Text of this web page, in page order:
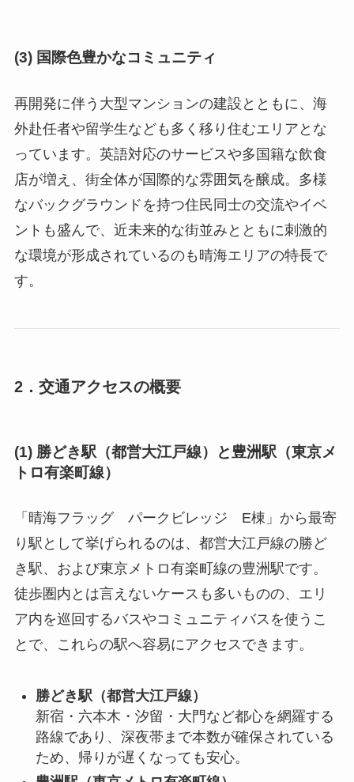
(3) 国際色豊かなコミュニティ
再開発に伴う大型マンションの建設とともに、海
外赴任者や留学生なども多く移り住むエリアとな
っています。英語対応のサービスや多国籍な飲食
店が増え、街全体が国際的な雰囲気を醸成。多様
なバックグラウンドを持つ住民同士の交流やイベ
ントも盛んで、近未来的な街並みとともに刺激的
な環境が形成されているのも晴海エリアの特長で
す。
2．交通アクセスの概要
(1) 勝どき駅（都営大江戸線）と豊洲駅（東京メ
トロ有楽町線）
「晴海フラッグ パークビレッジ E棟」から最寄
り駅として挙げられるのは、都営大江戸線の勝ど
き駅、および東京メトロ有楽町線の豊洲駅です。
徒歩圏内とは言えないケースも多いものの、エリ
ア内を巡回するバスやコミュニティバスを使うこ
とで、これらの駅へ容易にアクセスできます。
勝どき駅（都営大江戸線）
新宿・六本木・汐留・大門など都心を網羅する
路線であり、深夜帯まで本数が確保されている
ため、帰りが遅くなっても安心。